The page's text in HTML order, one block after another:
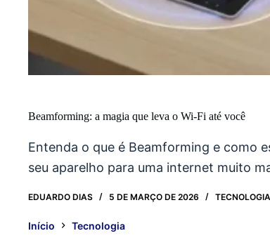
Beamforming: a magia que leva o Wi-Fi até você
Entenda o que é Beamforming e como
seu aparelho para uma internet muito
EDUARDO DIAS 5 DE MARÇO DE 2026 TECNOLOGIA
Início Tecnologia